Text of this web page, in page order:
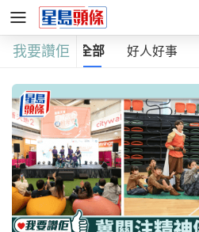
我要讚佢 全部 好人好事